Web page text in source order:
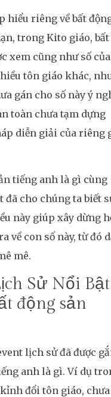
hiểu riêng về bất
trong Kito giáo, bất
xem cũng như số của
tôn giáo khác,
gán cho số này ý
toàn chưa tạm dựng
diễn giải của riêng
tiếng anh là gì cùng
đã cho chúng ta biết
này giúp xây dừng
về con số này, từ đó
mê.
Sử Nổi Bật
động sản
lịch sử đã được
anh là gì. Ví dụ
đổi tôn giáo, chưa